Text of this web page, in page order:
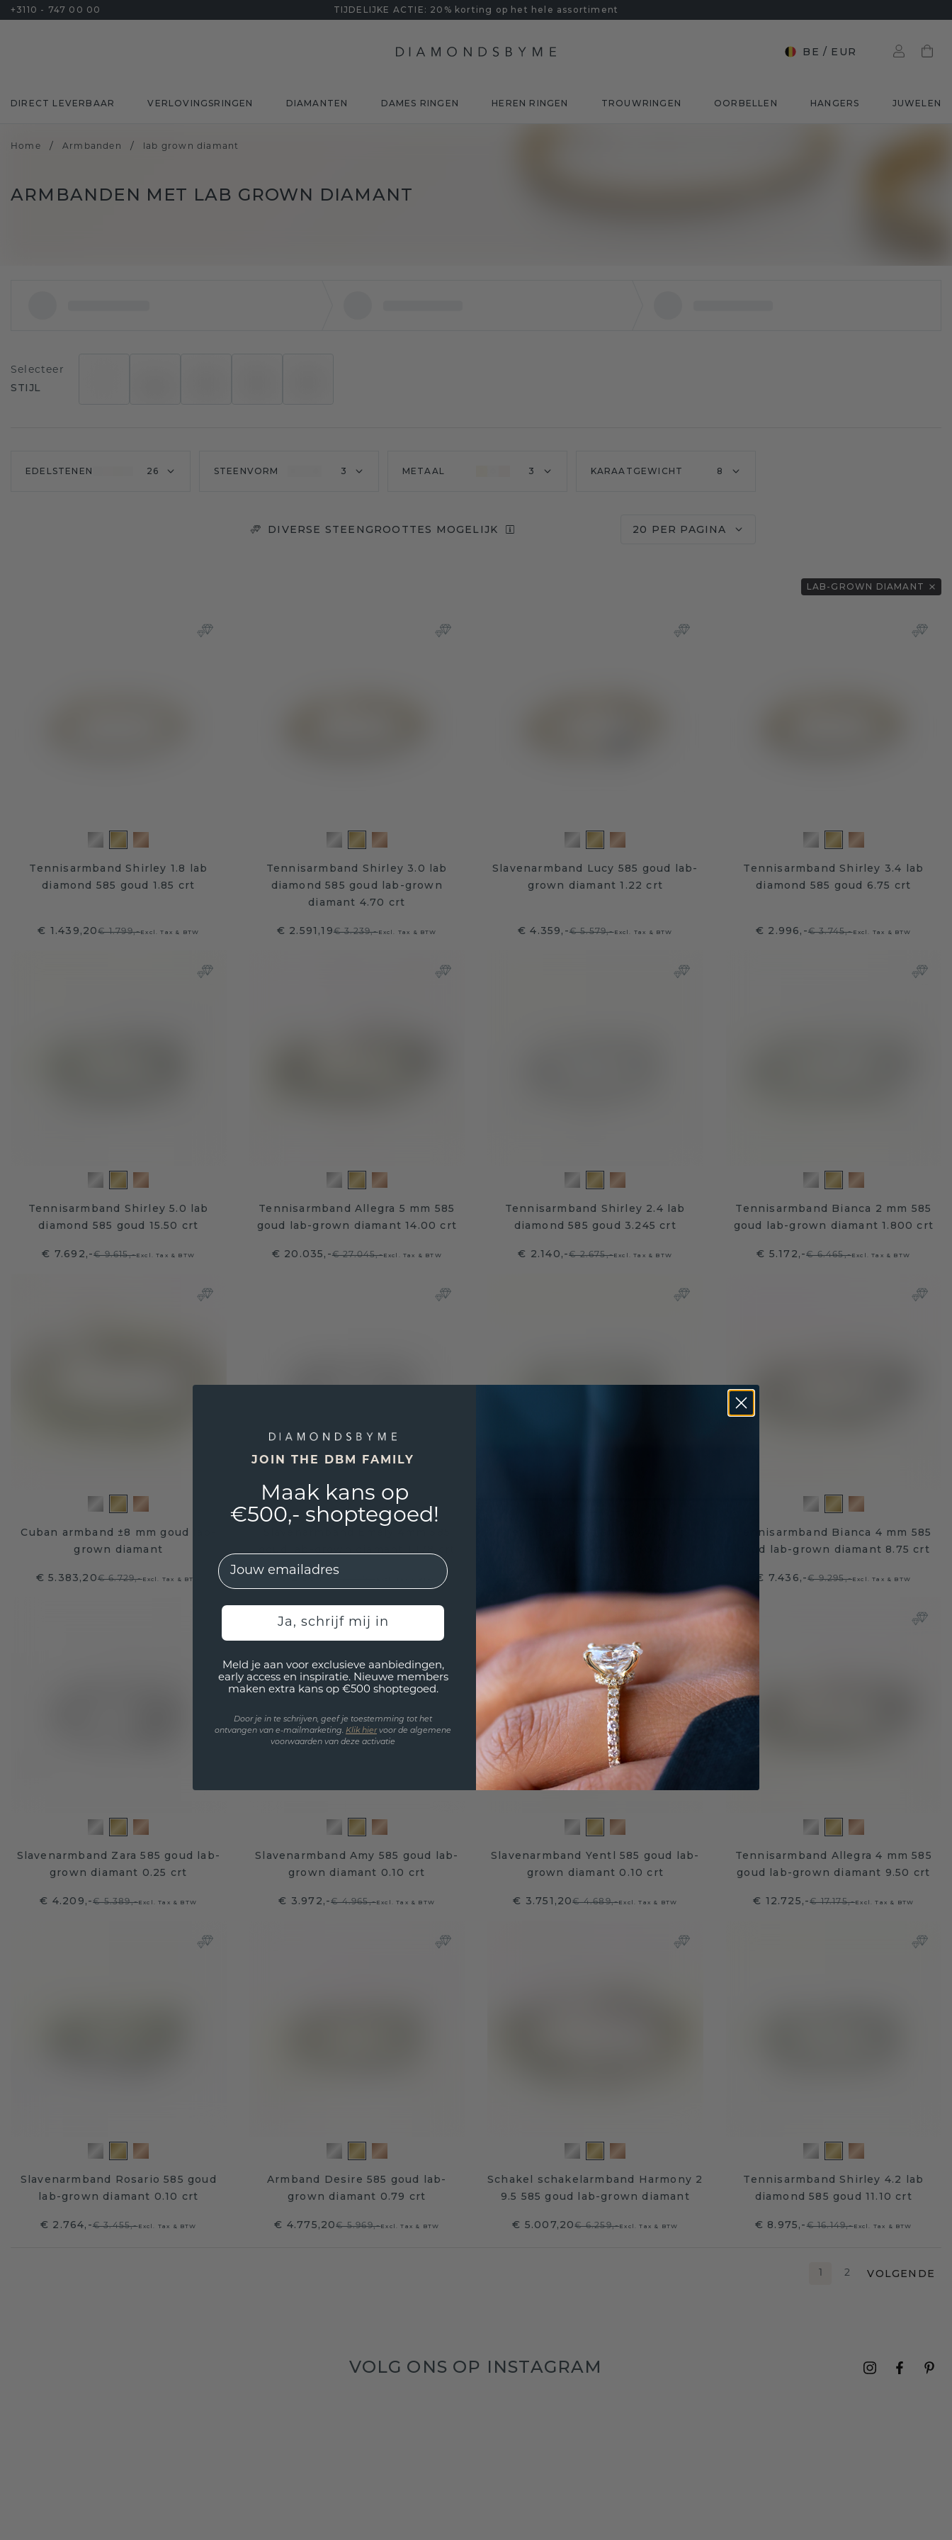
+3110 - 747 00 00 TIJDELIJKE ACTIE: 20% korting op het hele assortiment
BE / EUR
DIRECT LEVERBAAR VERLOVINGSRINGEN DIAMANTEN DAMES RINGEN HEREN RINGEN TROUWRINGEN OORBELLEN HANGERS JUWELEN
Home / Armbanden / lab grown diamant
ARMBANDEN MET LAB GROWN DIAMANT
Selecteer
STIJL
EDELSTENEN 26 STEENVORM 3 METAAL 3 KARAATGEWICHT 8
DIVERSE STEENGROOTTES MOGELIJK 20 PER PAGINA
LAB-GROWN DIAMANT
Tennisarmband Shirley 1.8 lab
diamond 585 goud 1.85 crt
€ 1.439,20€ 1.799,-Excl. Tax & BTW
Tennisarmband Shirley 3.0 lab
diamond 585 goud lab-grown
diamant 4.70 crt
€ 2.591,19€ 3.239,-Excl. Tax & BTW
Slavenarmband Lucy 585 goud lab-
grown diamant 1.22 crt
€ 4.359,-€ 5.579,-Excl. Tax & BTW
Tennisarmband Shirley 3.4 lab
diamond 585 goud 6.75 crt
€ 2.996,-€ 3.745,-Excl. Tax & BTW
Tennisarmband Shirley 5.0 lab
diamond 585 goud 15.50 crt
€ 7.692,-€ 9.615,-Excl. Tax & BTW
Tennisarmband Allegra 5 mm 585
goud lab-grown diamant 14.00 crt
€ 20.035,-€ 27.045,-Excl. Tax & BTW
Tennisarmband Shirley 2.4 lab
diamond 585 goud 3.245 crt
€ 2.140,-€ 2.675,-Excl. Tax & BTW
Tennisarmband Bianca 2 mm 585
goud lab-grown diamant 1.800 crt
€ 5.172,-€ 6.465,-Excl. Tax & BTW
Cuban armband ±8 mm goud lab-
grown diamant
€ 5.383,20€ 6.729,-Excl. Tax & BTW € 2.364,-
Tennisarmband Bianca 4 mm 585
goud lab-grown diamant 8.75 crt
€ 7.436,-€ 9.295,-Excl. Tax & BTW
Slavenarmband Zara 585 goud lab-
grown diamant 0.25 crt
€ 4.209,-€ 5.389,-Excl. Tax & BTW
Slavenarmband Amy 585 goud lab-
grown diamant 0.10 crt
€ 3.972,-€ 4.965,-Excl. Tax & BTW
Slavenarmband Yentl 585 goud lab-
grown diamant 0.10 crt
€ 3.751,20€ 4.689,-Excl. Tax & BTW
Tennisarmband Allegra 4 mm 585
goud lab-grown diamant 9.50 crt
€ 12.725,-€ 17.175,-Excl. Tax & BTW
Slavenarmband Rosario 585 goud
lab-grown diamant 0.10 crt
€ 2.764,-€ 3.455,-Excl. Tax & BTW
Armband Desire 585 goud lab-
grown diamant 0.79 crt
€ 4.775,20€ 5.969,-Excl. Tax & BTW
Schakel schakelarmband Harmony 2
9.5 585 goud lab-grown diamant
€ 5.007,20€ 6.259,-Excl. Tax & BTW
Tennisarmband Shirley 4.2 lab
diamond 585 goud 11.10 crt
€ 8.975,-€ 16.149,-Excl. Tax & BTW
1 2 VOLGENDE
VOLG ONS OP INSTAGRAM
JOIN THE DBM FAMILY
Maak kans op
€500,- shoptegoed!
EMail
Ja, schrijf mij in
Meld je aan voor exclusieve aanbiedingen,
early access en inspiratie. Nieuwe members
maken extra kans op €500 shoptegoed.
Door je in te schrijven, geef je toestemming tot het
ontvangen van e-mailmarketing. Klik hiervoor de algemene
voorwaarden van deze activatie